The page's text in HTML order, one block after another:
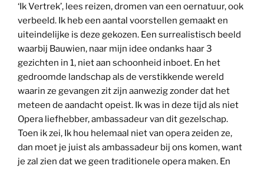
‘Ik Vertrek’, lees reizen, dromen van een oernatuur, ook
verbeeld. Ik heb een aantal voorstellen gemaakt en
uiteindelijke is deze gekozen. Een surrealistisch beeld
waarbij Bauwien, naar mijn idee ondanks haar 3
gezichten in 1, niet aan schoonheid inboet. En het
gedroomde landschap als de verstikkende wereld
waarin ze gevangen zit zijn aanwezig zonder dat het
meteen de aandacht opeist. Ik was in deze tijd als niet
Opera liefhebber, ambassadeur van dit gezelschap.
Toen ik zei, Ik hou helemaal niet van opera zeiden ze,
dan moet je juist als ambassadeur bij ons komen, want
je zal zien dat we geen traditionele opera maken. En